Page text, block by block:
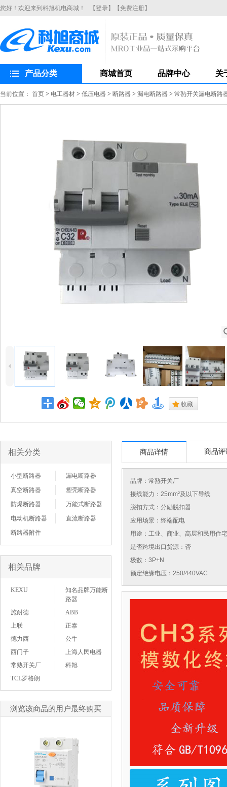
您好！欢迎来到科旭机电商城！ 【登录】 【免费注册】
产品分类 商城首页 品牌中心 关
当前位置： 首页 > 电工器材 > 低压电器 > 断路器 > 漏电断路器 > 常熟开关漏电断路
4
. 收藏
相关分类
小型断路器
漏电断路器
真空断路器
塑壳断路器
防爆断路器
万能式断路器
电动机断路器
直流断路器
断路器附件
相关品牌
KEXU
知名品牌万能断
路器
施耐德
ABB
上联
正泰
德力西
公牛
西门子
上海人民电器
常熟开关厂
科旭
TCL罗格朗
浏览该商品的用户最终购买
商品详情 商品评
品牌： 常熟开关厂
接线能力：25mm²及以下导线
脱扣方式：分励脱扣器
应用场景：终端配电
用途：工业、商业、高层和民用住
是否跨境出口货源：否
极数：3P+N
额定绝缘电压：250/440VAC